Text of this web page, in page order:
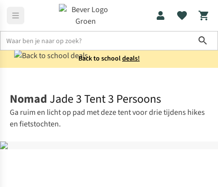
Back to schooldeals!
Nomad Jade 3 Tent 3 Persoons
Ga ruim en licht op pad met deze tent voor drie tijdens hikes
en fietstochten.